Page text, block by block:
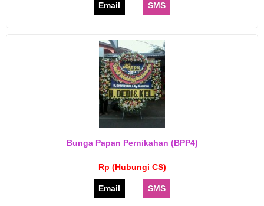
Email SMS
Bunga Papan Pernikahan (BPP4)
Rp (Hubungi CS)
Email SMS